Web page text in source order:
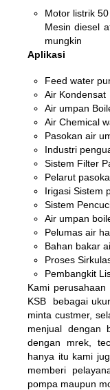
Motor listrik
Mesin diesel
mungkin
Aplikasi
Feed water
Air Kondensat
Air umpan
Air Chemical
Pasokan air
Industri
Sistem Filter
Pelarut
Irigasi Sistem
Sistem
Air umpan
Pelumas air
Bahan bakar
Proses
Pembangkit
Kami
KSB bebagai
minta custmer,
menjual dengan
dengan mrek,
hanya itu kami
memberi
pompa maupun